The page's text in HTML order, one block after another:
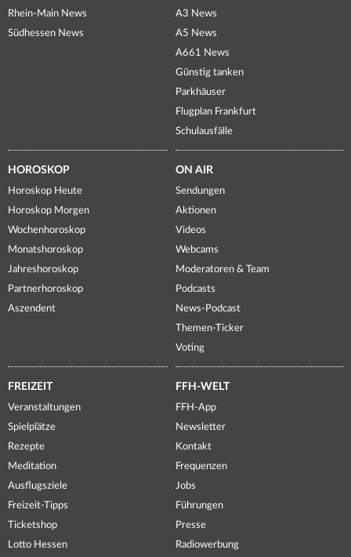
Rhein-Main News
Südhessen News
A3 News
A5 News
A661 News
Günstig tanken
Parkhäuser
Flugplan Frankfurt
Schulausfälle
HOROSKOP
Horoskop Heute
Horoskop Morgen
Wochenhoroskop
Monatshoroskop
Jahreshoroskop
Partnerhoroskop
Aszendent
ON AIR
Sendungen
Aktionen
Videos
Webcams
Moderatoren & Team
Podcasts
News-Podcast
Themen-Ticker
Voting
FREIZEIT
Veranstaltungen
Spielplätze
Rezepte
Meditation
Ausflugsziele
Freizeit-Tipps
Ticketshop
Lotto Hessen
FFH-WELT
FFH-App
Newsletter
Kontakt
Frequenzen
Jobs
Führungen
Presse
Radiowerbung